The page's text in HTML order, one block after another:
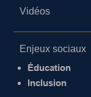
Vidéos
Enjeux sociaux
Éducation
Inclusion